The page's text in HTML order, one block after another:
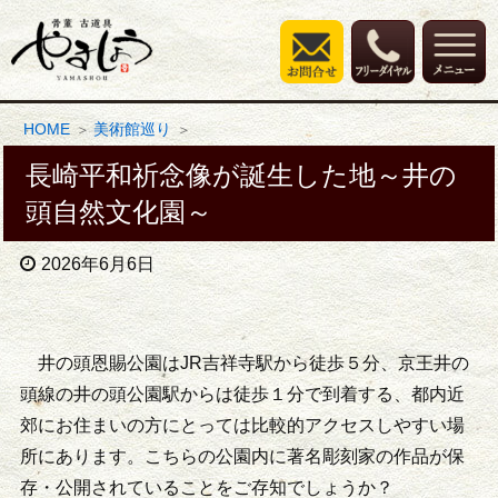
HOME 美術館巡り
長崎平和祈念像が誕生した地～井の
頭自然文化園～
2026年6月6日
井の頭恩賜公園はJR吉祥寺駅から徒歩５分、京王井の
頭線の井の頭公園駅からは徒歩１分で到着する、都内近
郊にお住まいの方にとっては比較的アクセスしやすい場
所にあります。こちらの公園内に著名彫刻家の作品が保
存・公開されていることをご存知でしょうか？